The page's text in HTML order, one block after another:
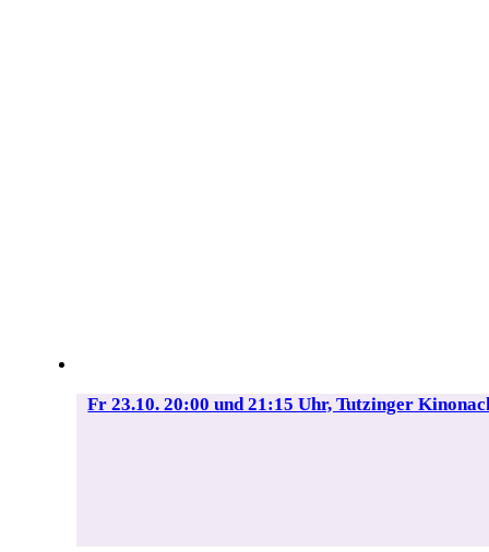
Fr 23.10. 20:00 und 21:15 Uhr, Tutzinger